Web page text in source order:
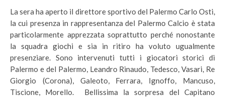
La sera ha aperto il direttore sportivo del Palermo Carlo Osti,
la cui presenza in rappresentanza del Palermo Calcio è stata
particolarmente apprezzata soprattutto perché nonostante
la squadra giochi e sia in ritiro ha voluto ugualmente
presenziare. Sono intervenuti tutti i giocatori storici di
Palermo e del Palermo, Leandro Rinaudo, Tedesco, Vasari, Re
Giorgio (Corona), Galeoto, Ferrara, Ignoffo, Mancuso,
Tiscione, Morello. Bellissima la sorpresa del Capitano